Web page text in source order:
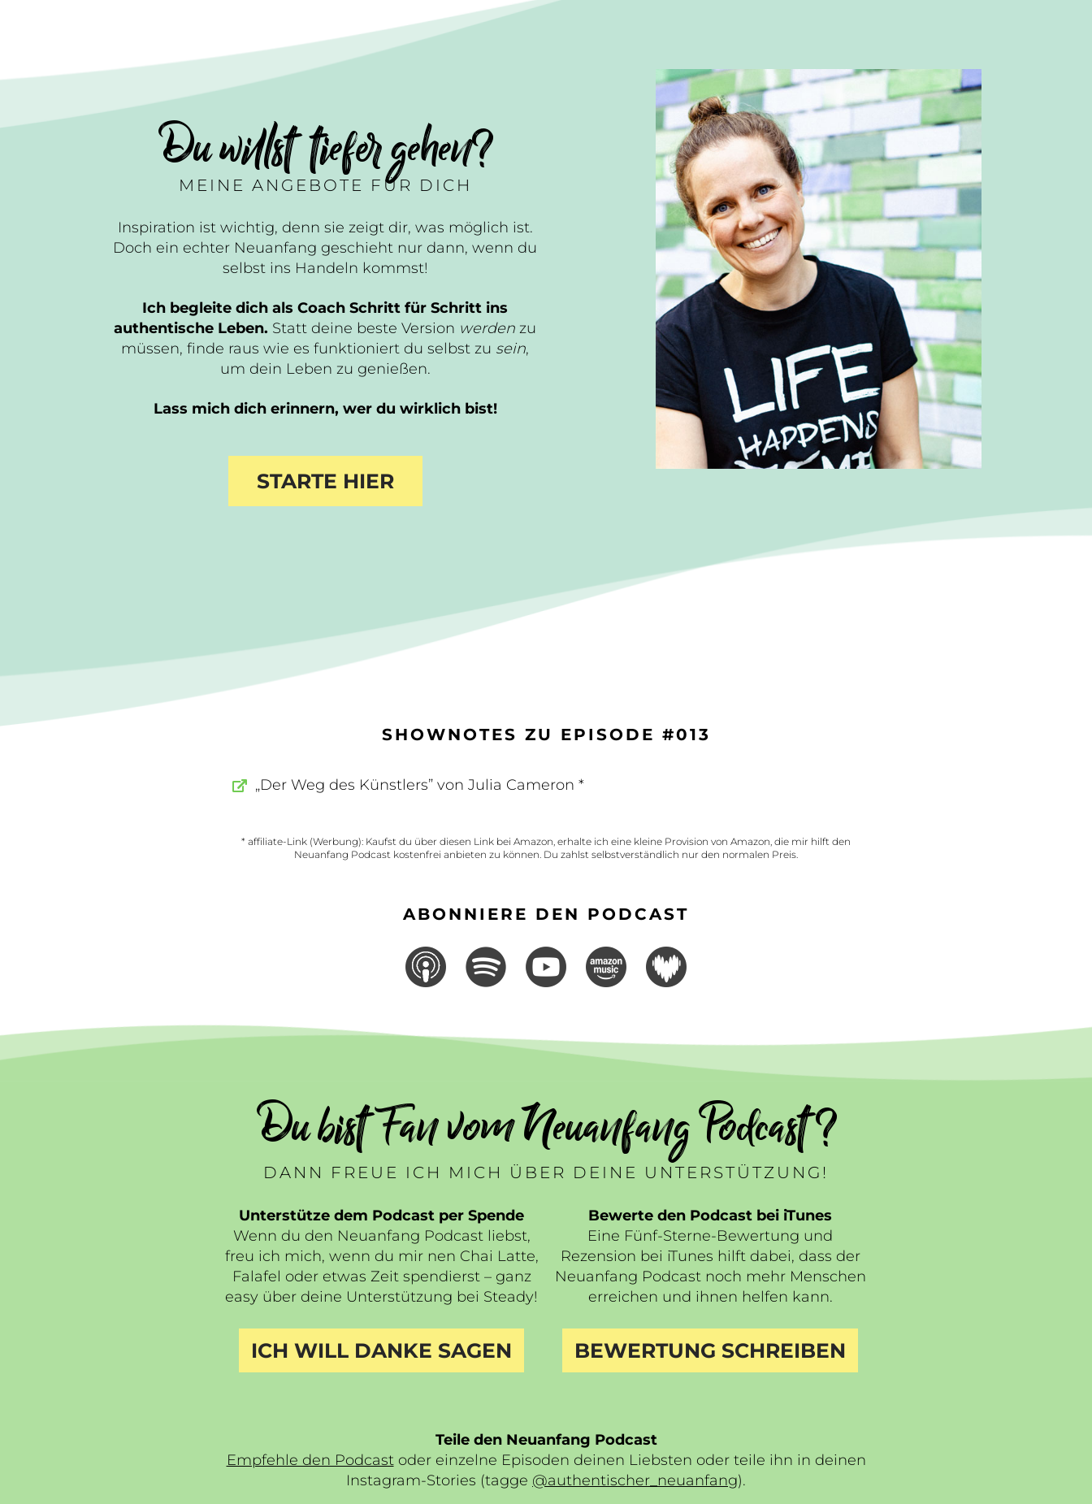
Du willst tiefer gehen?
MEINE ANGEBOTE FÜR DICH
Inspiration ist wichtig, denn sie zeigt dir, was möglich ist.
Doch ein echter Neuanfang geschieht nur dann, wenn du
selbst ins Handeln kommst!
Ich begleite dich als Coach Schritt für Schritt ins
authentische Leben. Statt deine beste Version werdenzu
müssen, finde raus wie es funktioniert du selbst zu sein,
um dein Leben zu genießen.
Lass mich dich erinnern, wer du wirklich bist!
STARTE HIER
SHOWNOTES ZU EPISODE #013
„Der Weg des Künstlers” von Julia Cameron *
* affiliate-Link (Werbung): Kaufst du über diesen Link bei Amazon, erhalte ich eine kleine Provision von Amazon, die mir hilft den
Neuanfang Podcast kostenfrei anbieten zu können. Du zahlst selbstverständlich nur den normalen Preis.
ABONNIERE DEN PODCAST
Du bist Fan vom Neuanfang Podcast ?
DANN FREUE ICH MICH ÜBER DEINE UNTERSTÜTZUNG!
Unterstütze dem Podcast per Spende
Wenn du den Neuanfang Podcast liebst,
freu ich mich, wenn du mir nen Chai Latte,
Falafel oder etwas Zeit spendierst – ganz
easy über deine Unterstützung bei Steady!
ICH WILL DANKE SAGEN
Bewerte den Podcast bei iTunes
Eine Fünf-Sterne-Bewertung und
Rezension bei iTunes hilft dabei, dass der
Neuanfang Podcast noch mehr Menschen
erreichen und ihnen helfen kann.
BEWERTUNG SCHREIBEN
Teile den Neuanfang Podcast
Empfehle den Podcastoder einzelne Episoden deinen Liebsten oder teile ihn in deinen
Instagram-Stories (tagge @authentischer_neuanfang).